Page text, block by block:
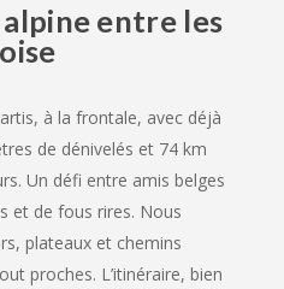
entre les
à la frontale, avec déjà
de dénivelés et 74 km
Un défi entre amis belges
et de fous rires. Nous
plateaux et chemins
proches. L’itinéraire, bien